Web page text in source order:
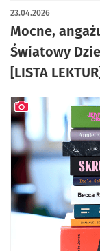
Mocne,
Światowy
[LISTA LEKTUR]
23.04.2026
artykuł z galerią